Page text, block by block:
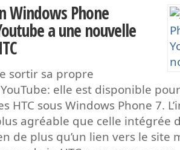
Windows Phone
a une nouvelle
sortir sa propre
elle est disponible
HTC sous Windows Phone 7.
agréable que celle intégrée
de plus qu’un lien vers le site